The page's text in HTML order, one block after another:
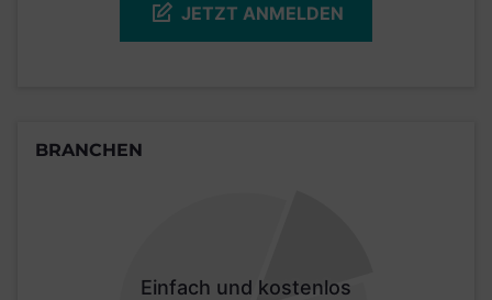
JETZT ANMELDEN
BRANCHEN
Einfach und kostenlos